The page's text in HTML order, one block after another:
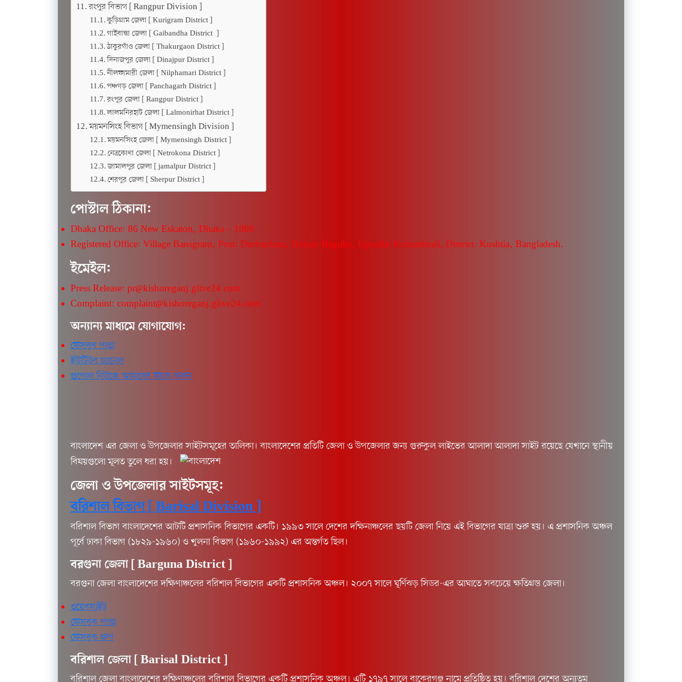
রংপুর বিভাগ [ Rangpur Division ]
কুড়িগ্রাম জেলা [ Kurigram District ]
গাইবান্ধা জেলা [ Gaibandha District ]
ঠাকুরগাঁও জেলা [ Thakurgaon District ]
দিনাজপুর জেলা [ Dinajpur District ]
নীলফামারী জেলা [ Nilphamari District ]
পঞ্চগড় জেলা [ Panchagarh District ]
রংপুর জেলা [ Rangpur District ]
লালমনিরহাট জেলা [ Lalmonirhat District ]
ময়মনসিংহ বিভাগ [ Mymensingh Division ]
ময়মনসিংহ জেলা [ Mymensingh District ]
নেত্রকোণা জেলা [ Netrokona District ]
জামালপুর জেলা [ jamalpur District ]
শেরপুর জেলা [ Sherpur District ]
পোস্টাল ঠিকানা:
Dhaka Office: 86 New Eskaton, Dhaka – 1000
Registered Office: Village Bansgram, Post: Durbachara, Union: Bagulat, Upozila: Kumarkhali, District: Kushtia, Bangladesh.
ইমেইল:
Press Release: pr@kishoreganj.glive24.com
Complaint: complaint@kishoreganj.glive24.com
অন্যান্য মাধ্যমে যোগাযোগ:
ফেসবুব পাতা
ইউটিউব চ্যানেল
গুগোল নিউজে আমাদের ফলো করুন
বাংলাদেশ এর জেলা ও উপজেলার সাইটসমূহের তালিকা। বাংলাদেশের প্রতিটি জেলা ও উপজেলার জন্য গুরুকুল লাইভের আলাদা আলাদা সাইট রয়েছে যেখানে স্থানীয়
বিষয়গুলো মূলত তুলে ধরা হয়।
জেলা ও উপজেলার সাইটসমূহ:
বরিশাল বিভাগ [ Barisal Division ]
বরিশাল বিভাগ বাংলাদেশের আটটি প্রশাসনিক বিভাগের একটি। ১৯৯৩ সালে দেশের দক্ষিনাঞ্চলের ছয়টি জেলা নিয়ে এই বিভাগের যাত্রা শুরু হয়। এ প্রশাসনিক অঞ্চল
পূর্বে ঢাকা বিভাগ (১৮২৯-১৯৬০) ও খুলনা বিভাগ (১৯৬০-১৯৯২) এর অন্তর্গত ছিল।
বরগুনা জেলা [ Barguna District ]
বরগুনা জেলা বাংলাদেশের দক্ষিণাঞ্চলের বরিশাল বিভাগের একটি প্রশাসনিক অঞ্চল। ২০০৭ সালে ঘূর্ণিঝড় সিডর-এর আঘাতে সবচেয়ে ক্ষতিগ্রস্ত জেলা।
ওয়েবসাইট
ফেসবুক পাতা
ফেসবুক গ্রুপ
বরিশাল জেলা [ Barisal District ]
বরিশাল জেলা বাংলাদেশের দক্ষিণাঞ্চলের বরিশাল বিভাগের একটি প্রশাসনিক অঞ্চল। এটি ১৭৯৭ সালে বাকেরগঞ্জ নামে প্রতিষ্ঠিত হয়। বরিশাল দেশের অন্যতম